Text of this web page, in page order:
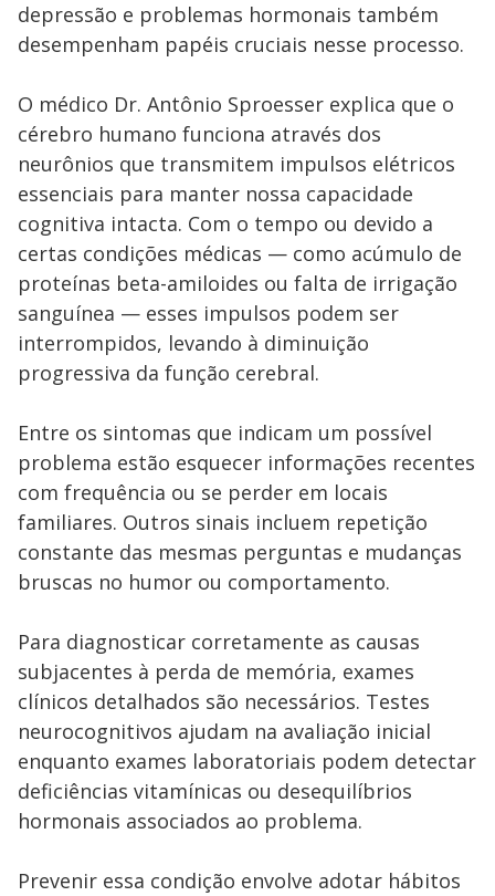
depressão e problemas hormonais também
desempenham papéis cruciais nesse processo.
O médico Dr. Antônio Sproesser explica que o
cérebro humano funciona através dos
neurônios que transmitem impulsos elétricos
essenciais para manter nossa capacidade
cognitiva intacta. Com o tempo ou devido a
certas condições médicas — como acúmulo de
proteínas beta-amiloides ou falta de irrigação
sanguínea — esses impulsos podem ser
interrompidos, levando à diminuição
progressiva da função cerebral.
Entre os sintomas que indicam um possível
problema estão esquecer informações recentes
com frequência ou se perder em locais
familiares. Outros sinais incluem repetição
constante das mesmas perguntas e mudanças
bruscas no humor ou comportamento.
Para diagnosticar corretamente as causas
subjacentes à perda de memória, exames
clínicos detalhados são necessários. Testes
neurocognitivos ajudam na avaliação inicial
enquanto exames laboratoriais podem detectar
deficiências vitamínicas ou desequilíbrios
hormonais associados ao problema.
Prevenir essa condição envolve adotar hábitos